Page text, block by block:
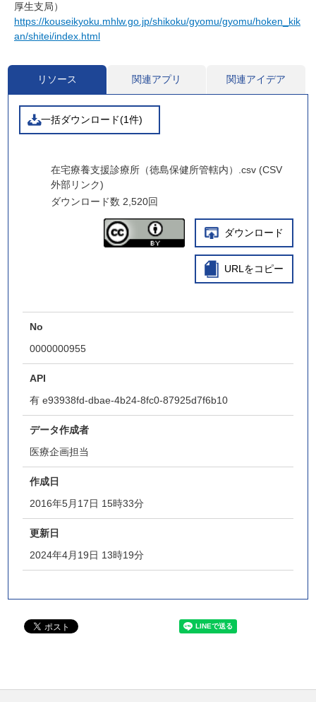
厚生支局）
https://kouseikyoku.mhlw.go.jp/shikoku/gyomu/gyomu/hoken_kik
an/shitei/index.html
リソース 関連アプリ 関連アイデア
一括ダウンロード(1件)
在宅療養支援診療所（徳島保健所管轄内）.csv (CSV
外部リンク)
ダウンロード数 2,520回
ダウンロード
URLをコピー
No
0000000955
API
有 e93938fd-dbae-4b24-8fc0-87925d7f6b10
データ作成者
医療企画担当
作成日
2016年5月17日 15時33分
更新日
2024年4月19日 13時19分